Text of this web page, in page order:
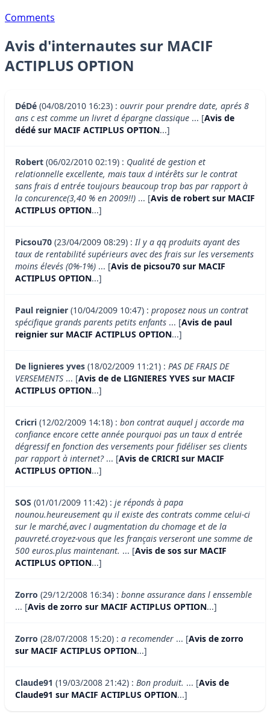
Comments
Avis d'internautes sur MACIF
ACTIPLUS OPTION
DéDé (04/08/2010 16:23) : ouvrir pour prendre date, aprés 8
ans c est comme un livret d épargne classique ... [Avis de
dédé sur MACIF ACTIPLUS OPTION...]
Robert (06/02/2010 02:19) : Qualité de gestion et
relationnelle excellente, mais taux d intérêts sur le contrat
sans frais d entrée toujours beaucoup trop bas par rapport à
la concurence(3,40 % en 2009!!) ... [Avis de robert sur MACIF
ACTIPLUS OPTION...]
Picsou70 (23/04/2009 08:29) :Il y a qq produits ayant des
taux de rentabilité supérieurs avec des frais sur les versements
moins élevés (0%-1%) ... [Avis de picsou70 sur MACIF
ACTIPLUS OPTION...]
Paul reignier (10/04/2009 10:47) : proposez nous un contrat
spécifique grands parents petits enfants ... [Avis de paul
reignier sur MACIF ACTIPLUS OPTION...]
De lignieres yves (18/02/2009 11:21) : PAS DE FRAIS DE
VERSEMENTS ... [Avis de de LIGNIERES YVES sur MACIF
ACTIPLUS OPTION...]
Cricri (12/02/2009 14:18) : bon contrat auquel j accorde ma
confiance encore cette année pourquoi pas un taux d entrée
dégressif en fonction des versements pour fidéliser ses clients
par rapport à internet?... [Avis de CRICRI sur MACIF
ACTIPLUS OPTION...]
SOS (01/01/2009 11:42) : je réponds à papa
nounou.heureusement qu il existe des contrats comme celui-ci
sur le marché,avec l augmentation du chomage et de la
pauvreté.croyez-vous que les français verseront une somme de
500 euros.plus maintenant. ... [Avis de sos sur MACIF
ACTIPLUS OPTION...]
Zorro (29/12/2008 16:34) : bonne assurance dans l enssemble
... [Avis de zorro sur MACIF ACTIPLUS OPTION...]
Zorro (28/07/2008 15:20) : a recomender ... [Avis de zorro
sur MACIF ACTIPLUS OPTION...]
Claude91 (19/03/2008 21:42) : Bon produit. ... [Avis de
Claude91 sur MACIF ACTIPLUS OPTION...]